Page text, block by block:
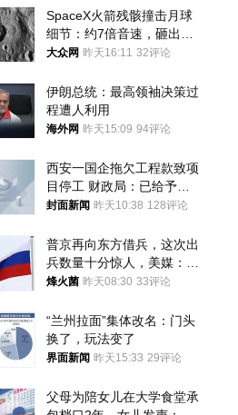
SpaceX火箭残骸撞击月球
细节：约7倍音速，砸出直
径约30米撞击坑
大众网 昨天16:11 32评论
伊朗总统：最高领袖决策过
程遭人利用
海外网 昨天15:09 94评论
西安一国企拖欠工程款致项
目停工 财政局：已给予处
分，正督促整改
封面新闻 昨天10:38 128评论
普京再向东方借兵，这次出
兵数量十分惊人，美媒：俄
朝要动真格？
烽火菌 昨天08:30 33评论
“兰州拉面”集体改名：门头
换了，玩法变了
界面新闻 昨天15:33 29评论
父母为陪女儿在大学食堂承